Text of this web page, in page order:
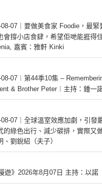
08-07｜要做美食家 Foodie，最
會撐小店食肆，希望佢哋能捱得
嘉賓：雅軒 Kinki
08-07︱第44季10集 –
& Brother Peter︱主持：鍾一
08-07｜全球溫室效應加劇，引發
的綠色出行、減少碳排，實際又
劉銳紹（夫子）
遊》2026年8月07日 主持：以諾